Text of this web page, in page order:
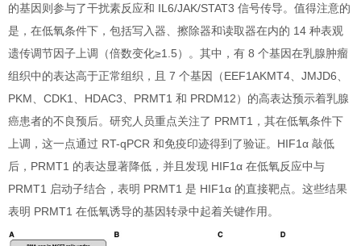
的基因则参与了干扰素反应和 IL6/JAK/STAT3 信号传导。值得注意的
是，在低氧条件下，包括写入器、擦除器和读取器在内的 14 种表观
遗传调节因子上调（倍数变化≥1.5）。其中，有 8 个基因在乳腺肿瘤
组织中的表达高于正常组织，且 7 个基因（EEF1AKMT4、JMJD6、
PKM、CDK1、HDAC3、PRMT1 和 PRDM12）的高表达预示着乳腺
癌患者的不良预后。研究人员重点关注了 PRMT1，其在低氧条件下
上调，这一点通过 RT-qPCR 和免疫印迹得到了验证。HIF1α 敲低
后，PRMT1 的表达显著降低，并且发现 HIF1α 在低氧反应中与
PRMT1 启动子结合，表明 PRMT1 是 HIF1α 的直接靶点。这些结果
表明 PRMT1 在低氧诱导的基因转录中起着关键作用。